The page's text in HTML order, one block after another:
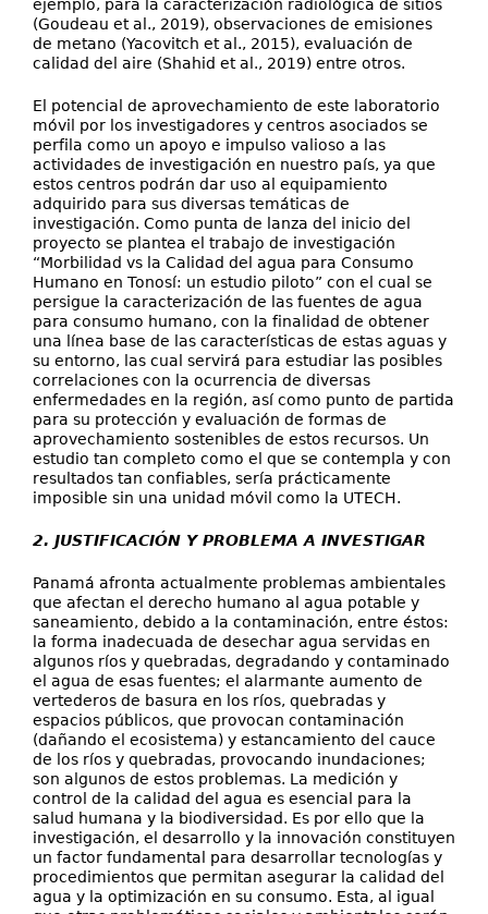
ejemplo, para la caracterización radiológica de sitios
(Goudeau et al., 2019), observaciones de emisiones
de metano (Yacovitch et al., 2015), evaluación de
calidad del aire (Shahid et al., 2019) entre otros.
El potencial de aprovechamiento de este laboratorio
móvil por los investigadores y centros asociados se
perfila como un apoyo e impulso valioso a las
actividades de investigación en nuestro país, ya que
estos centros podrán dar uso al equipamiento
adquirido para sus diversas temáticas de
investigación. Como punta de lanza del inicio del
proyecto se plantea el trabajo de investigación
“Morbilidad vs la Calidad del agua para Consumo
Humano en Tonosí: un estudio piloto” con el cual se
persigue la caracterización de las fuentes de agua
para consumo humano, con la finalidad de obtener
una línea base de las características de estas aguas y
su entorno, las cual servirá para estudiar las posibles
correlaciones con la ocurrencia de diversas
enfermedades en la región, así como punto de partida
para su protección y evaluación de formas de
aprovechamiento sostenibles de estos recursos. Un
estudio tan completo como el que se contempla y con
resultados tan confiables, sería prácticamente
imposible sin una unidad móvil como la UTECH.
2. JUSTIFICACIÓN Y PROBLEMA A INVESTIGAR
Panamá afronta actualmente problemas ambientales
que afectan el derecho humano al agua potable y
saneamiento, debido a la contaminación, entre éstos:
la forma inadecuada de desechar agua servidas en
algunos ríos y quebradas, degradando y contaminado
el agua de esas fuentes; el alarmante aumento de
vertederos de basura en los ríos, quebradas y
espacios públicos, que provocan contaminación
(dañando el ecosistema) y estancamiento del cauce
de los ríos y quebradas, provocando inundaciones;
son algunos de estos problemas. La medición y
control de la calidad del agua es esencial para la
salud humana y la biodiversidad. Es por ello que la
investigación, el desarrollo y la innovación constituyen
un factor fundamental para desarrollar tecnologías y
procedimientos que permitan asegurar la calidad del
agua y la optimización en su consumo. Esta, al igual